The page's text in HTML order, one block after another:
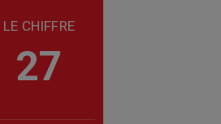
LE CHIFFRE
27